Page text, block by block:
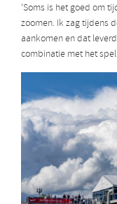
‘Soms is het goed om
zoomen. Ik zag tijdens
aankomen en dat
combinatie met het